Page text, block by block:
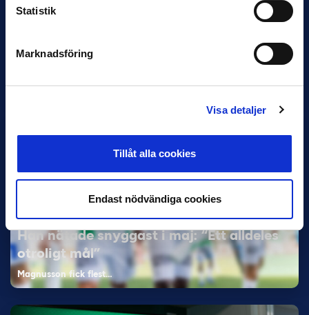
Statistik
Marknadsföring
Visa detaljer
Tillåt alla cookies
Endast nödvändiga cookies
VM-spelare med förflutet i Allsvenskan
Bosnien & Hercegovina Armin Gigovic — Helsingborgs IF
Elfenbenskusten…
11 JUNI
Han nätade snyggast i maj: “Ett alldeles
otroligt mål”
Magnusson fick flest…